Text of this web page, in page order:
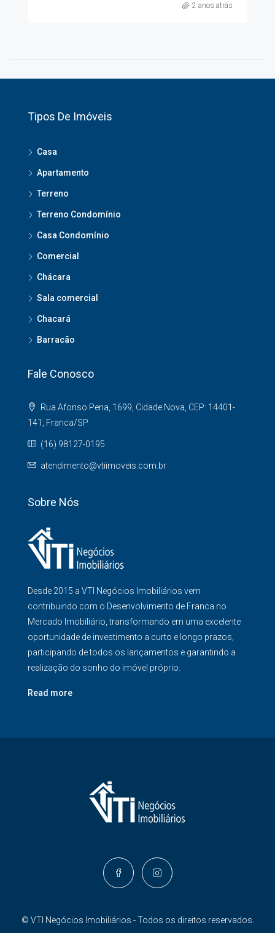
2 anos atrás
Tipos De Imóveis
Casa
Apartamento
Terreno
Terreno Condomínio
Casa Condomínio
Comercial
Chácara
Sala comercial
Chacará
Barracão
Fale Conosco
Rua Afonso Pena, 1699, Cidade Nova, CEP: 14401-
141, Franca/SP
(16) 98127-0195
atendimento@vtiimoveis.com.br
Sobre Nós
Desde 2015 a VTI Negócios Imobiliários vem
contribuindo com o Desenvolvimento de Franca no
Mercado Imobiliário, transformando em uma excelente
oportunidade de investimento a curto e longo prazos,
participando de todos os lançamentos e garantindo a
realização do sonho do imóvel próprio.
Read more
© VTI Negócios Imobiliários - Todos os direitos reservados.